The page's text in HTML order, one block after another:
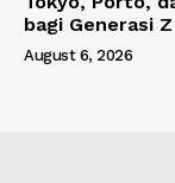
bagi Generasi
August 6, 2026